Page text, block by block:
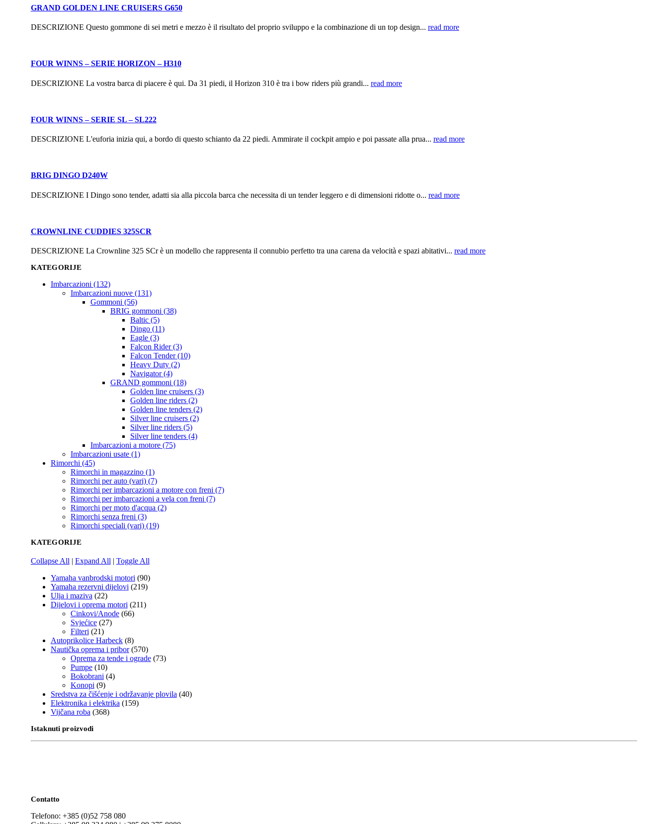
GRAND GOLDEN LINE CRUISERS G650
DESCRIZIONE Questo gommone di sei metri e mezzo è il risultato del proprio sviluppo e la combinazione di un top design... read more
FOUR WINNS – SERIE HORIZON – H310
DESCRIZIONE La vostra barca di piacere è qui. Da 31 piedi, il Horizon 310 è tra i bow riders più grandi... read more
FOUR WINNS – SERIE SL – SL222
DESCRIZIONE L'euforia inizia qui, a bordo di questo schianto da 22 piedi. Ammirate il cockpit ampio e poi passate alla prua... read more
BRIG DINGO D240W
DESCRIZIONE I Dingo sono tender, adatti sia alla piccola barca che necessita di un tender leggero e di dimensioni ridotte o... read more
CROWNLINE CUDDIES 325SCR
DESCRIZIONE La Crownline 325 SCr è un modello che rappresenta il connubio perfetto tra una carena da velocità e spazi abitativi... read more
KATEGORIJE
Imbarcazioni (132)
Imbarcazioni nuove (131)
Gommoni (56)
BRIG gommoni (38)
Baltic (5)
Dingo (11)
Eagle (3)
Falcon Rider (3)
Falcon Tender (10)
Heavy Duty (2)
Navigator (4)
GRAND gommoni (18)
Golden line cruisers (3)
Golden line riders (2)
Golden line tenders (2)
Silver line cruisers (2)
Silver line riders (5)
Silver line tenders (4)
Imbarcazioni a motore (75)
Imbarcazioni usate (1)
Rimorchi (45)
Rimorchi in magazzino (1)
Rimorchi per auto (vari) (7)
Rimorchi per imbarcazioni a motore con freni (7)
Rimorchi per imbarcazioni a vela con freni (7)
Rimorchi per moto d'acqua (2)
Rimorchi senza freni (3)
Rimorchi speciali (vari) (19)
KATEGORIJE
Collapse All | Expand All | Toggle All
Yamaha vanbrodski motori (90)
Yamaha rezervni dijelovi (219)
Ulja i maziva (22)
Dijelovi i oprema motori (211)
Cinkovi/Anode (66)
Svjećice (27)
Filteri (21)
Autoprikolice Harbeck (8)
Nautička oprema i pribor (570)
Oprema za tende i ograde (73)
Pumpe (10)
Bokobrani (4)
Konopi (9)
Sredstva za čišćenje i održavanje plovila (40)
Elektronika i elektrika (159)
Vijčana roba (368)
Istaknuti proizvodi
Contatto
Telefono: +385 (0)52 758 080